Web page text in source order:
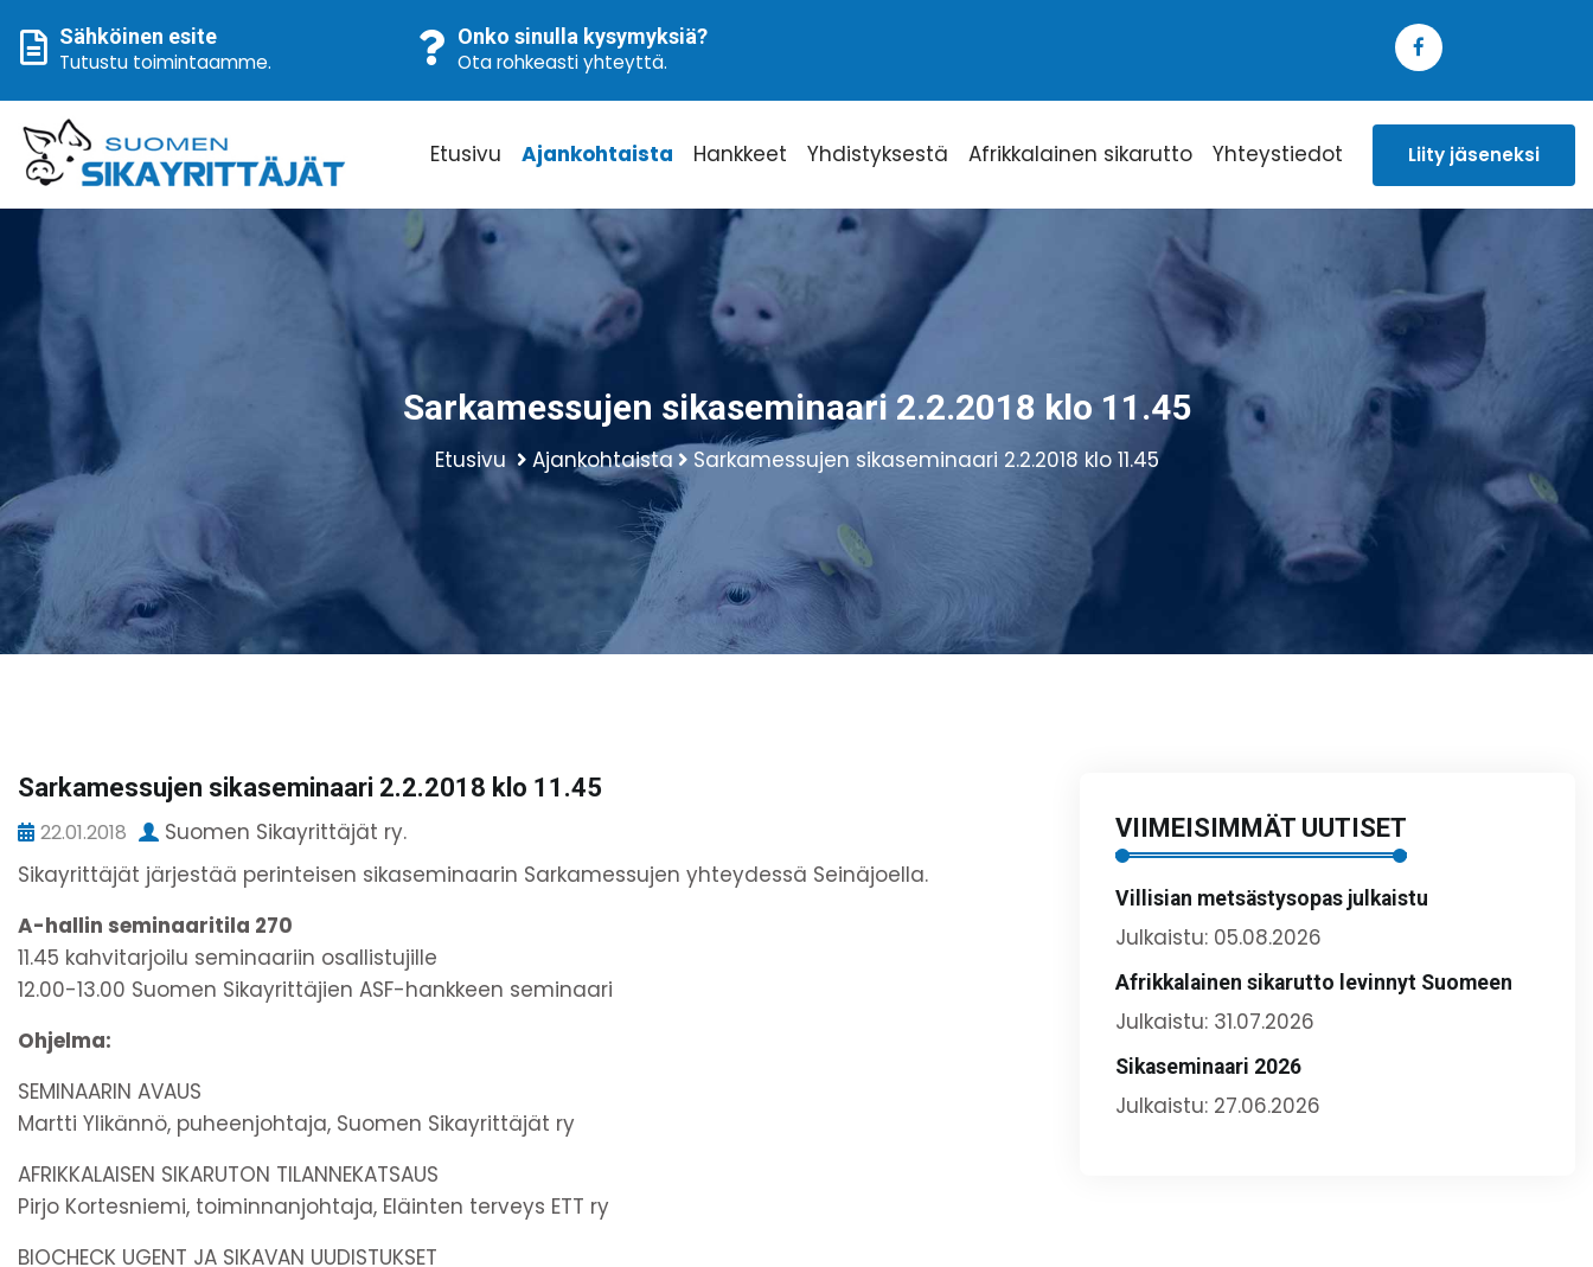
Sähköinen esite
Tutustu toimintaamme.
Onko sinulla kysymyksiä?
Ota rohkeasti yhteyttä.
Etusivu Ajankohtaista Hankkeet Yhdistyksestä Afrikkalainen sikarutto Yhteystiedot Liity jäseneksi
Sarkamessujen sikaseminaari 2.2.2018 klo 11.45
Etusivu Ajankohtaista Sarkamessujen sikaseminaari 2.2.2018 klo 11.45
Sarkamessujen sikaseminaari 2.2.2018 klo 11.45
22.01.2018
Suomen Sikayrittäjät ry.
Sikayrittäjät järjestää perinteisen sikaseminaarin Sarkamessujen yhteydessä Seinäjoella.
A-hallin seminaaritila 270
11.45 kahvitarjoilu seminaariin osallistujille
12.00-13.00 Suomen Sikayrittäjien ASF-hankkeen seminaari
Ohjelma:
SEMINAARIN AVAUS
Martti Ylikännö, puheenjohtaja, Suomen Sikayrittäjät ry
AFRIKKALAISEN SIKARUTON TILANNEKATSAUS
Pirjo Kortesniemi, toiminnanjohtaja, Eläinten terveys ETT ry
BIOCHECK UGENT JA SIKAVAN UUDISTUKSET
VIIMEISIMMÄT UUTISET
Villisian metsästysopas julkaistu
Julkaistu: 05.08.2026
Afrikkalainen sikarutto levinnyt Suomeen
Julkaistu: 31.07.2026
Sikaseminaari 2026
Julkaistu: 27.06.2026